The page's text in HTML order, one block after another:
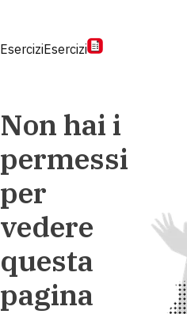
EserciziEsercizi
Non hai i
permessi
per
vedere
questa
pagina